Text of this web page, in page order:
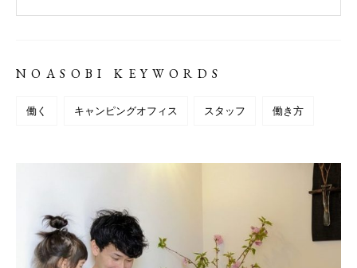
NOASOBI KEYWORDS
働く キャンピングオフィス スタッフ 働き方